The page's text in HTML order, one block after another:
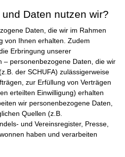
Daten nutzen wir?
Daten, die wir im Rahmen
von Ihnen erhalten. Zudem
Erbringung unserer
– personenbezogene Daten, die wir
der SCHUFA) zulässigerweise
zur Erfüllung von Verträgen
erteilten Einwilligung) erhalten
wir personenbezogene Daten,
Quellen (z.B.
und Vereinsregister, Presse,
haben und verarbeiten